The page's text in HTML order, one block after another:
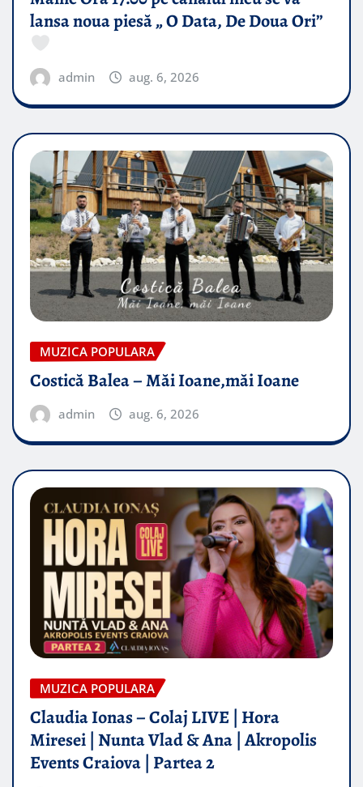
lansa noua piesă „ O Data, De Doua Ori”
admin aug. 6, 2026
MUZICA POPULARA
Costică Balea – Măi Ioane,măi Ioane
admin aug. 6, 2026
MUZICA POPULARA
Claudia Ionas – Colaj LIVE | Hora
Miresei | Nunta Vlad & Ana | Akropolis
Events Craiova | Partea 2